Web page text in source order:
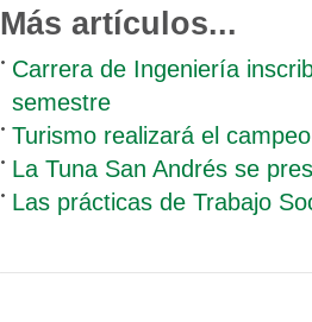
Más artículos...
Carrera de Ingeniería
semestre
Turismo realizará el
La Tuna San Andrés se
Las prácticas de Trabajo